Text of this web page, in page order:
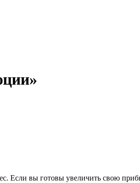
Если вы готовы увеличить свою